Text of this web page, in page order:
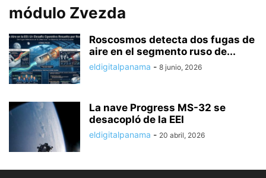
módulo Zvezda
Roscosmos detecta dos fugas de
aire en el segmento ruso de...
eldigitalpanama - 8 junio, 2026
La nave Progress MS-32 se
desacopló de la EEI
eldigitalpanama - 20 abril, 2026